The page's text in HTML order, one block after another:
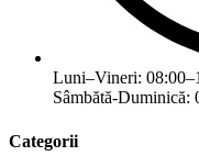
Luni–Vineri:
Sâmbătă-Duminică:
Categorii